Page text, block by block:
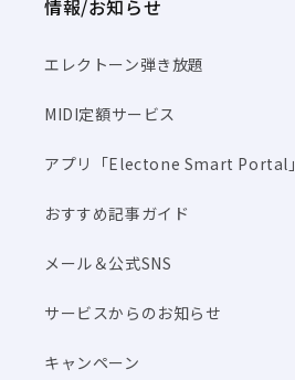
情報/お知らせ
エレクトーン弾き放題
MIDI定額サービス
アプリ「Electone Smart Portal」
おすすめ記事ガイド
メール＆公式SNS
サービスからのお知らせ
キャンペーン